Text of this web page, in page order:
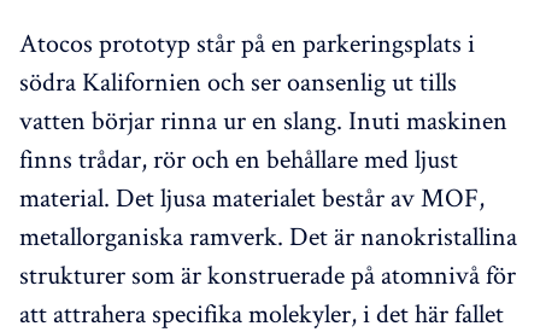
Atocos prototyp står på en parkeringsplats i
södra Kalifornien och ser oansenlig ut tills
vatten börjar rinna ur en slang. Inuti maskinen
finns trådar, rör och en behållare med ljust
material. Det ljusa materialet består av MOF,
metallorganiska ramverk. Det är nanokristallina
strukturer som är konstruerade på atomnivå för
att attrahera specifika molekyler, i det här fallet